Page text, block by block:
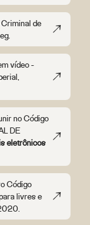
de
vídeo -
no Código
DE
eletrônicos
Código
livres e